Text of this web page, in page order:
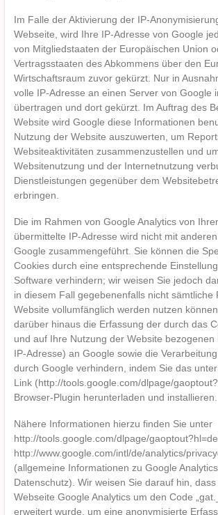
Im Falle der Aktivierung der IP-
Webseite, wird Ihre IP-Adresse von Google
von Mitgliedstaaten der Europäischen Union
Vertragsstaaten des Abkommens über den
Wirtschaftsraum zuvor gekürzt. Nur in
volle IP-Adresse an einen Server von Google
übertragen und dort gekürzt. Im Auftrag des
Website wird Google diese Informationen
Nutzung der Website auszuwerten, um
Websiteaktivitäten zusammenzustellen und
Websitenutzung und der Internetnutzung
Dienstleistungen gegenüber dem
erbringen.
Die im Rahmen von Google Analytics von
übermittelte IP-Adresse wird nicht mit
Google zusammengeführt. Sie können die
Cookies durch eine entsprechende
Software verhindern; wir weisen Sie jedoch
in diesem Fall gegebenenfalls nicht sämtliche
Website vollumfänglich werden nutzen
darüber hinaus die Erfassung der durch das
und auf Ihre Nutzung der Website
IP-Adresse) an Google sowie die
durch Google verhindern, indem Sie das
Link (http://tools.google.com/dlpage/
Browser-Plugin herunterladen und installieren.
Nähere Informationen hierzu finden Sie unter
http://tools.google.com/dlpage/
http://www.google.com/intl/de/analytics/
(allgemeine Informationen zu Google
Datenschutz). Wir weisen Sie darauf hin,
Webseite Google Analytics um den Code
erweitert wurde, um eine anonymisierte